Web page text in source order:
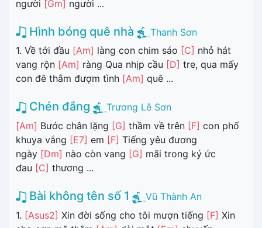
người [Gm] người ...
Hình bóng quê nhà
Thanh Sơn
1. Về tới đầu [Am] làng con chim sáo [C] nhỏ hát
vang rộn [Am] ràng Qua nhịp cầu [D] tre, qua mấy
con đê thắm đượm tình [Am] quê ...
Chén đắng
Trương Lê Sơn
[Am] Bước chân lặng [G] thầm về trên [F] con phố
khuya vắng [E7] em [F] Tiếng yêu đương
ngày [Dm] nào còn vang [G] mãi trong ký ức
đau [C] thương ...
Bài không tên số 1
Vũ Thành An
1. [Asus2] Xin đời sống cho tôi mượn tiếng [F] Xin